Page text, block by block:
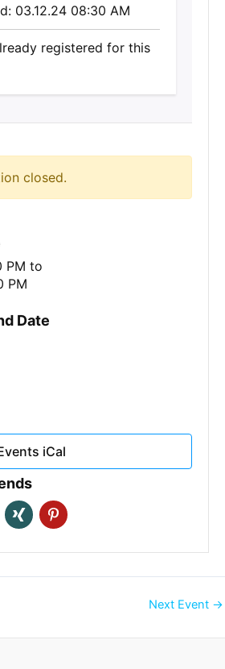
03.12.24 08:30 AM
registered for this
closed.
PM to
PM
Date
iCal
Next Event →